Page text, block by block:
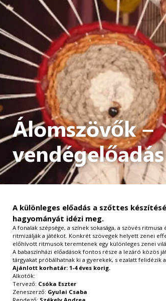
Álomszövők –
A különleges előadás a szőttes
hagyományát idézi meg.
A fonalak szépsége, a színek sokasága, a szövés
ritmizálják a játékot. Konkrét szövegek helyett zenei
előhívott ritmusok teremtenek egy különleges zenei
A babaszínházi előadások fontos része a lezáró közös
tárgyakat próbálhatnak ki a gyerekek, s ezalatt felidézik
Ajánlott korhatár: 1-4 éves korig.
Alkotók:
Tervező: Csóka Eszter
Zeneszerző: Gyulai Csaba